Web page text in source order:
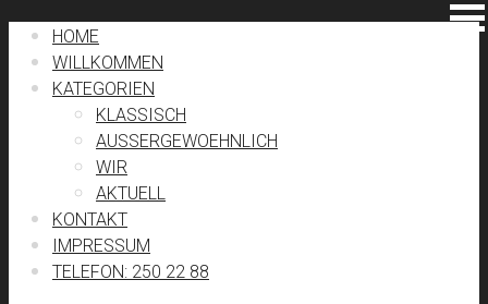
HOME
WILLKOMMEN
KATEGORIEN
KLASSISCH
AUSSERGEWOEHNLICH
WIR
AKTUELL
KONTAKT
IMPRESSUM
TELEFON: 250 22 88